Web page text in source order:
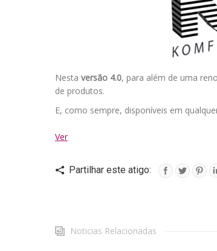
Nesta versão 4.0, para além de uma
de produtos.
E, como sempre, disponíveis em
Ver
Partilhar este atigo:
Noticias Relacionadas